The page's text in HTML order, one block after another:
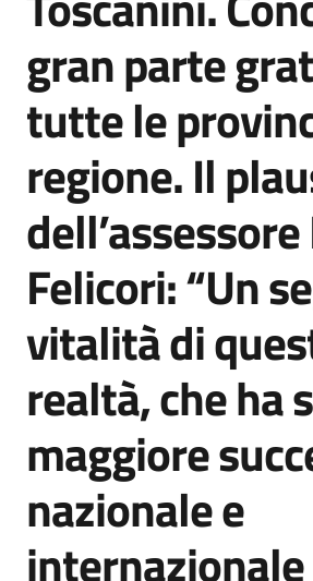
Seguici
su
gran parte
tutte le
regione. Il
Felicori: “Un
vitalità di
realtà, che ha
maggiore
nazionale e